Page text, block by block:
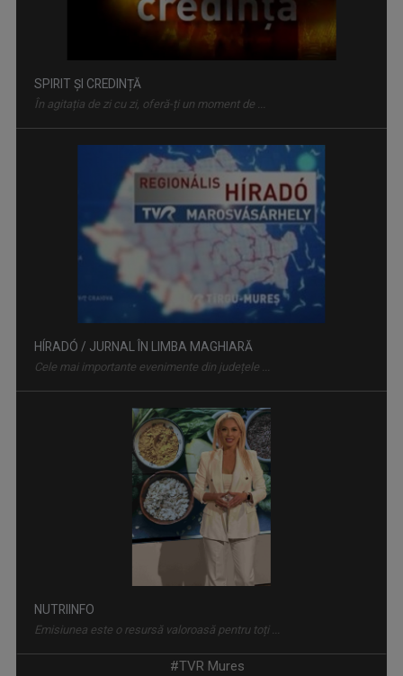
SPIRIT ȘI CREDINȚĂ
În agitația de zi cu zi, oferă-ți un moment de ...
HÍRADÓ / JURNAL ÎN LIMBA MAGHIARĂ
Cele mai importante evenimente din județele ...
NUTRIINFO
Emisiunea este o resursă valoroasă pentru toți ...
#TVR Mures